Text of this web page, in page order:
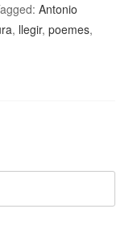
Antonio
, llegir,poemes,